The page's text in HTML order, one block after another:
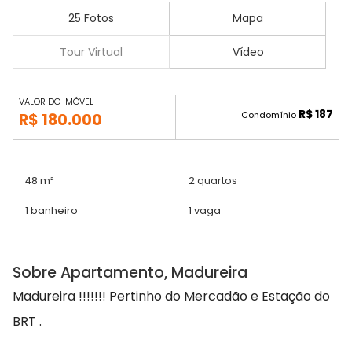
25 Fotos Mapa
Tour Virtual Vídeo
VALOR DO IMÓVEL
R$ 180.000 Condomínio R$ 187
48 m² 2 quartos
1 banheiro 1 vaga
Sobre Apartamento, Madureira
Madureira !!!!!!! Pertinho do Mercadão e Estação do
BRT .